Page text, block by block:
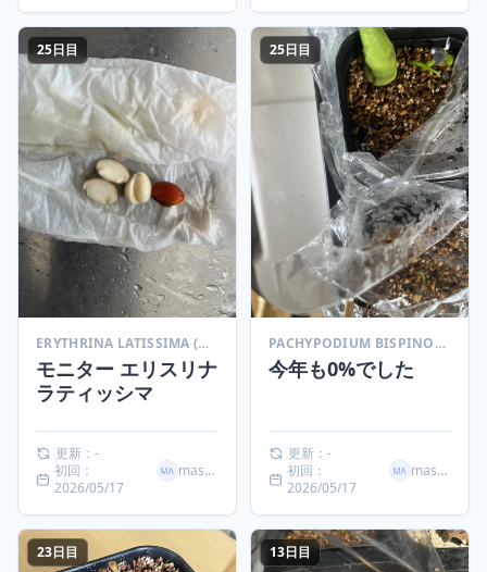
25日目
ERYTHRINA LATISSIMA (エリスリナ ラティッシマ)
モニター エリスリナ
ラティッシマ
更新：-
初回：
2026/05/17
masaki
25日目
PACHYPODIUM BISPINOSUM (パキポディウム ビスピノーサム)
今年も0%でした
更新：-
初回：
2026/05/17
masaki
23日目 13日目